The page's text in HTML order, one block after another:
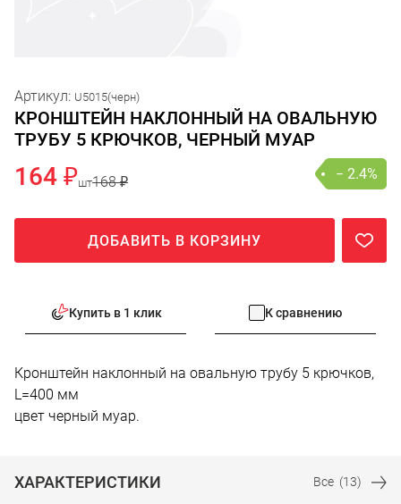
Артикул: U5015(черн)
КРОНШТЕЙН НАКЛОННЫЙ НА ОВАЛЬНУЮ
ТРУБУ 5 КРЮЧКОВ, ЧЕРНЫЙ МУАР
164 ₽шт168 ₽ − 2.4%
ДОБАВИТЬ В КОРЗИНУ
Купить в 1 клик К сравнению
Кронштейн наклонный на овальную трубу 5 крючков,
L=400 мм
цвет черный муар.
ХАРАКТЕРИСТИКИ Все (13)